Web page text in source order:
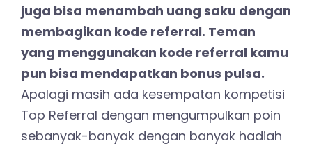
juga bisa menambah uang saku dengan
membagikan kode referral. Teman
yang menggunakan kode referral kamu
pun bisa mendapatkan bonus pulsa.
Apalagi masih ada kesempatan kompetisi
Top Referral dengan mengumpulkan poin
sebanyak-banyak dengan banyak hadiah